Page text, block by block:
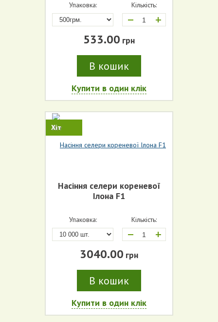
Упаковка: Кількість:
+
533.00 грн
В кошик
Купити в один клік
Хіт
Насіння селери кореневої
Ілона F1
Упаковка: Кількість:
+
3040.00 грн
В кошик
Купити в один клік